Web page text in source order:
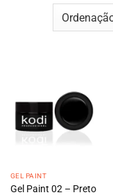
GEL PAINT
Gel Paint 02 – Preto